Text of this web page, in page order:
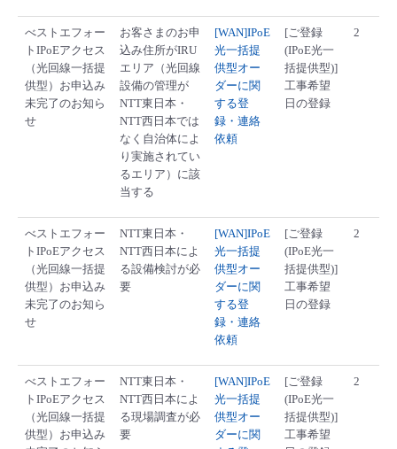
べストエフォー
トIPoEアクセス
（光回線一括提
供型）お申込み
未完了のお知ら
せ
お客さまのお申
込み住所がIRU
エリア（光回線
設備の管理が
NTT東日本・
NTT西日本では
なく自治体によ
り実施されてい
るエリア）に該
当する
[WAN]IPoE
光一括提
供型オー
ダーに関
する登
録・連絡
依頼
[ご登録
(IPoE光一
括提供型)]
工事希望
日の登録
2
べストエフォー
トIPoEアクセス
（光回線一括提
供型）お申込み
未完了のお知ら
せ
NTT東日本・
NTT西日本によ
る設備検討が必
要
[WAN]IPoE
光一括提
供型オー
ダーに関
する登
録・連絡
依頼
[ご登録
(IPoE光一
括提供型)]
工事希望
日の登録
2
べストエフォー
トIPoEアクセス
（光回線一括提
供型）お申込み
NTT東日本・
NTT西日本によ
る現場調査が必
要
[WAN]IPoE
光一括提
供型オー
ダーに関
[ご登録
(IPoE光一
括提供型)]
工事希望
2